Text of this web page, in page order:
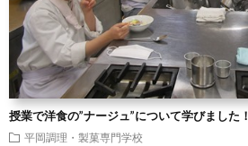
授業で洋食の”ナージュ”について学びました！
平岡調理・製菓専門学校